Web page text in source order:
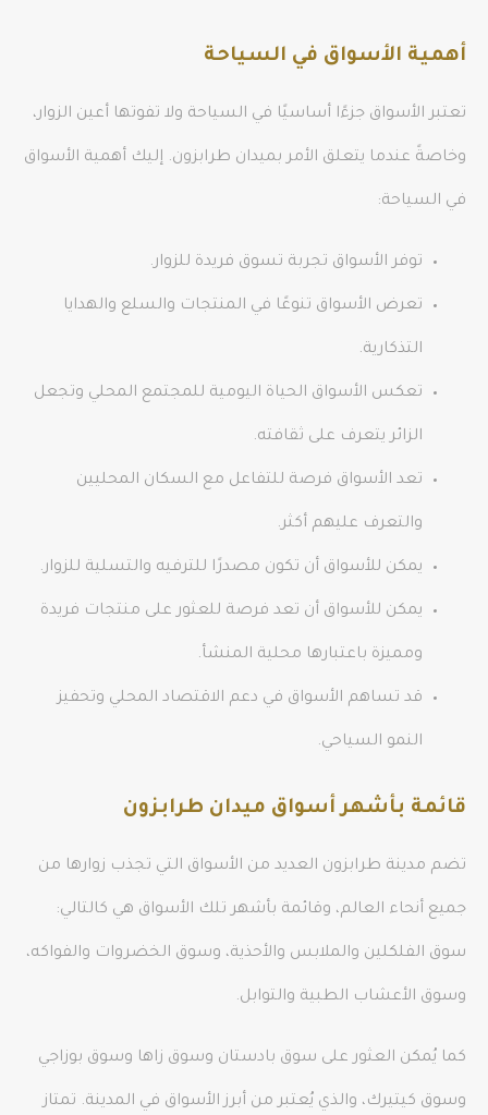
أهمية الأسواق في السياحة
تعتبر الأسواق جزءًا أساسيًا في السياحة ولا تفوتها أعين الزوار،
وخاصةً عندما يتعلق الأمر بميدان طرابزون. إليك أهمية الأسواق
في السياحة:
توفر الأسواق تجربة تسوق فريدة للزوار.
تعرض الأسواق تنوعًا في المنتجات والسلع والهدايا
التذكارية.
تعكس الأسواق الحياة اليومية للمجتمع المحلي وتجعل
الزائر يتعرف على ثقافته.
تعد الأسواق فرصة للتفاعل مع السكان المحليين
والتعرف عليهم أكثر.
يمكن للأسواق أن تكون مصدرًا للترفيه والتسلية للزوار.
يمكن للأسواق أن تعد فرصة للعثور على منتجات فريدة
ومميزة باعتبارها محلية المنشأ.
قد تساهم الأسواق في دعم الاقتصاد المحلي وتحفيز
النمو السياحي.
قائمة بأشهر أسواق ميدان طرابزون
تضم مدينة طرابزون العديد من الأسواق التي تجذب زوارها من
جميع أنحاء العالم، وقائمة بأشهر تلك الأسواق هي كالتالي:
سوق الفلكلين والملابس والأحذية، وسوق الخضروات والفواكه،
وسوق الأعشاب الطبية والتوابل.
كما يُمكن العثور على سوق بادستان وسوق زاها وسوق بوزاجي
وسوق كيتيرك، والذي يُعتبر من أبرز الأسواق في المدينة. تمتاز